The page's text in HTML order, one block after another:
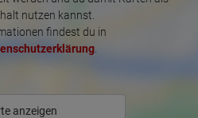
auf verschiedenen
+ LED-Laufband und
nutzen kannst.
findest du in
anzeigen